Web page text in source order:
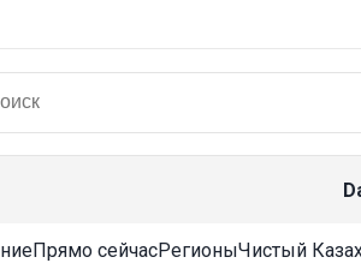
Прямо сейчасРегионыЧистый